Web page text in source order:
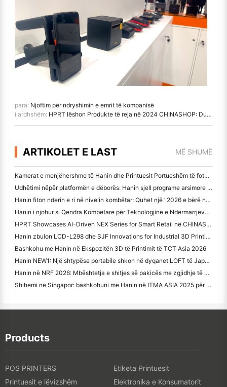
para: Njoftim për ndryshimin e emrit të kompanisë
i ardhshëm: HPRT lëshon Produkte të reja në 2024 CHINASHOP: Duke hyrë në një kapitull të ri të shitjes së zgjuar!
ARTIKOLET E LAST MË SHUMË
Kamerat e menjëhershme të Hanin dhe Printuesit Portueshëm të fotografive tërheqin interes të fortë në IEAE Shenzhen 2026
Udhëtimi nëpër platformën e dëborës: Hanin sjell programe arsimore fotografike për fëmijët në Qamdo
Hanin fiton nderin e ri në nivelin kombëtar: Quhet një "2026 e bërë në Kinë
Hanin i njohur si Qendra Kombëtare për Teknologjinë e Ndërmarrjeve për udhëheqjen e inovacionit
HPRT Showcases AI-Driven NEX Series for Smart Retail në CHINASHOP 2026
Hanin zbulon LCD-L298 dhe SJF Innovations for Industrial 3D Printing në TCT Asia 2026
Bashkohu me Hanin në Ekspozitën 3D të Printimit të TCT Asia 2026
Hanin NEW1: Një shtypëse portabile shkon në dyqanet LOFT të Japonisë
Hanin në NRF 2026: Mbështetja e shitjes së pakicës me zgjidhje të plota të printimit inteligjent në skenar
Shihemi në Singapor: bashkohuni me Hanin në ITMA ASIA 2025 për të dëshmuar Teknologjinë e Printimit Digital më të fundit
Products
POS PRINTERS
Etiketa Printuesit
Printuesit e lëvizshëm
Elektronika e Konsumatorit